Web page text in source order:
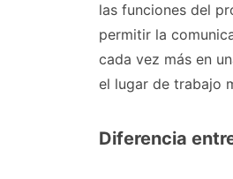
las funciones del
permitir la
cada vez más en
el lugar de trabajo
Diferencia